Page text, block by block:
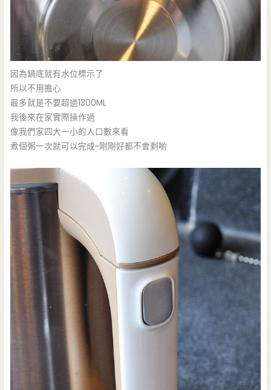
因為鍋底就有水位標示了
所以不用擔心
最多就是不要超過1300ML
我後來在家實際操作過
像我們家四大一小的人口數來看
煮個粥一次就可以完成~剛剛好都不會剩喲